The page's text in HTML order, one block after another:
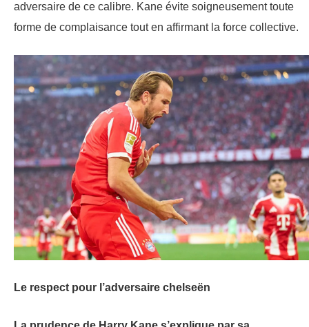
adversaire de ce calibre. Kane évite soigneusement toute
forme de complaisance tout en affirmant la force collective.
Le respect pour l’adversaire chelseën